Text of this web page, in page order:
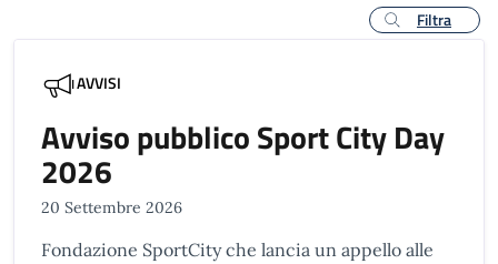
Filtra
AVVISI
Avviso pubblico Sport City Day
2026
20 Settembre 2026
Fondazione SportCity che lancia un appello alle